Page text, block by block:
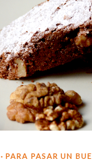
·PARA PASAR UN